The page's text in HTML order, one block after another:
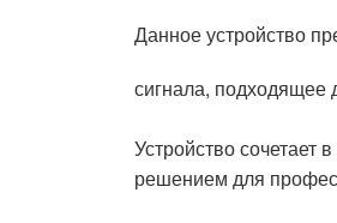
Данноеустройство
сигнала, подходящее
Устройство сочетает
решением для